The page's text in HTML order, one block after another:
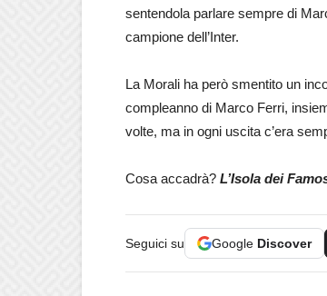
sentendola parlare sempre di
campione dell’Inter.
La Morali ha però smentito un
compleanno di Marco Ferri,
volte, ma in ogni uscita c’era
Cosa accadrà? L’Isola dei
Seguici su Google Discover